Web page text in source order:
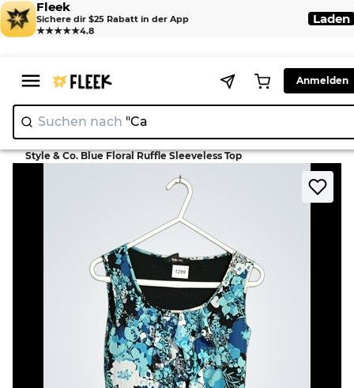
Fleek
Sichere dir $25 Rabatt in der App
★★★★★4.8
Laden
Anmelden
Suchen nach "|
Home > Blouse >
Style & Co. Blue Floral Ruffle Sleeveless Top